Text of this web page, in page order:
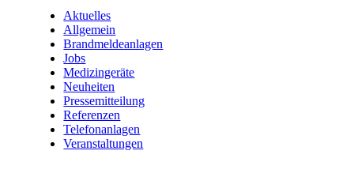
Aktuelles
Allgemein
Brandmeldeanlagen
Jobs
Medizingeräte
Neuheiten
Pressemitteilung
Referenzen
Telefonanlagen
Veranstaltungen